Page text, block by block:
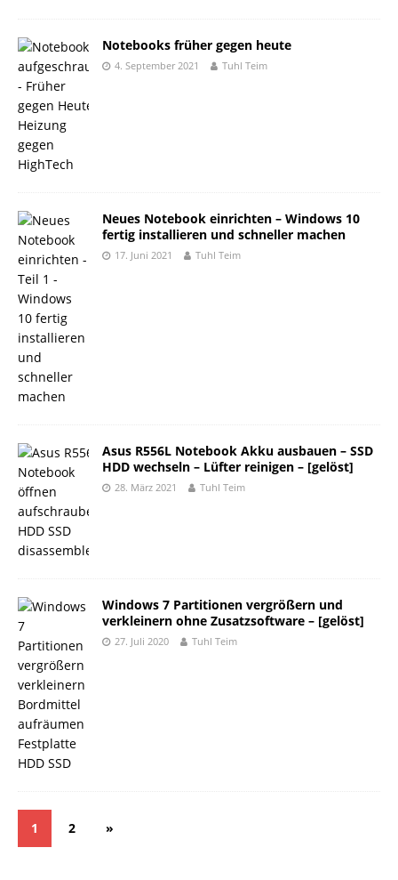
Notebooks früher gegen heute
4. September 2021 Tuhl Teim
Neues Notebook einrichten – Windows 10
fertig installieren und schneller machen
17. Juni 2021 Tuhl Teim
Asus R556L Notebook Akku ausbauen – SSD
HDD wechseln – Lüfter reinigen – [gelöst]
28. März 2021 Tuhl Teim
Windows 7 Partitionen vergrößern und
verkleinern ohne Zusatzsoftware – [gelöst]
27. Juli 2020 Tuhl Teim
1 2 »